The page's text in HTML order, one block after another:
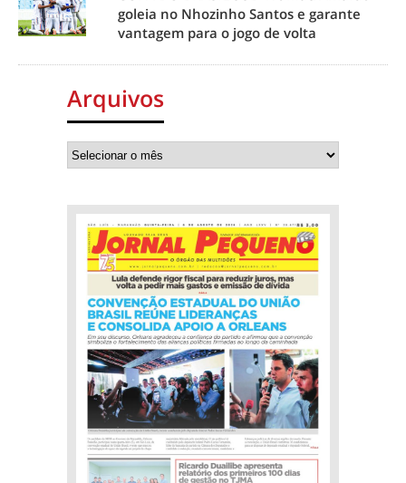
goleia no Nhozinho Santos e garante
vantagem para o jogo de volta
Arquivos